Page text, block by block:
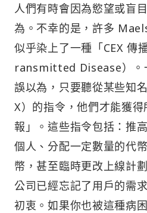
人們有時會因為慾望或盲
為。不幸的是，許多
似乎染上了一種「CEX 傳
ransmitted Disease）。
誤以為，只要聽從某些知
X）的指令，他們才能獲
報」。這些指令包括：推
個人、分配一定數量的代
幣，甚至臨時更改上線計
公司已經忘記了用戶的需
初衷。如果你也被這種病